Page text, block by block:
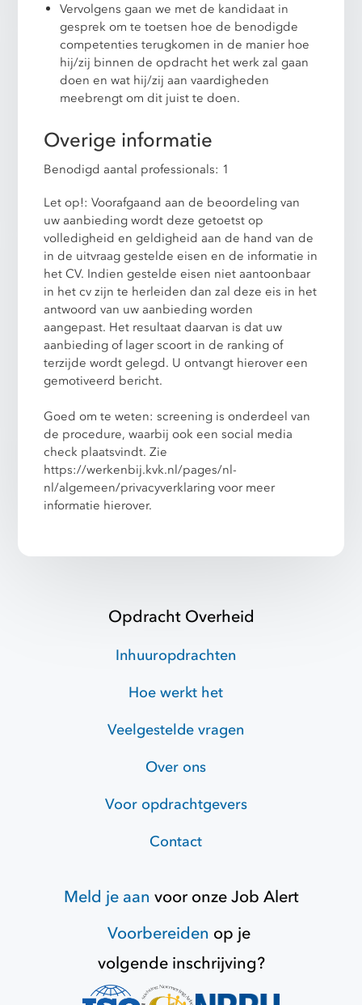
Vervolgens gaan we met de kandidaat in
gesprek om te toetsen hoe de benodigde
competenties terugkomen in de manier hoe
hij/zij binnen de opdracht het werk zal gaan
doen en wat hij/zij aan vaardigheden
meebrengt om dit juist te doen.
Overige informatie
Benodigd aantal professionals: 1
Let op!: Voorafgaand aan de beoordeling van
uw aanbieding wordt deze getoetst op
volledigheid en geldigheid aan de hand van de
in de uitvraag gestelde eisen en de informatie in
het CV. Indien gestelde eisen niet aantoonbaar
in het cv zijn te herleiden dan zal deze eis in het
antwoord van uw aanbieding worden
aangepast. Het resultaat daarvan is dat uw
aanbieding of lager scoort in de ranking of
terzijde wordt gelegd. U ontvangt hierover een
gemotiveerd bericht.
Goed om te weten: screening is onderdeel van
de procedure, waarbij ook een social media
check plaatsvindt. Zie
https://werkenbij.kvk.nl/pages/nl-
nl/algemeen/privacyverklaring voor meer
informatie hierover.
Opdracht Overheid
Inhuuropdrachten
Hoe werkt het
Veelgestelde vragen
Over ons
Voor opdrachtgevers
Contact
Meld je aan voor onzeJob Alert
Voorbereiden op je
volgende inschrijving?